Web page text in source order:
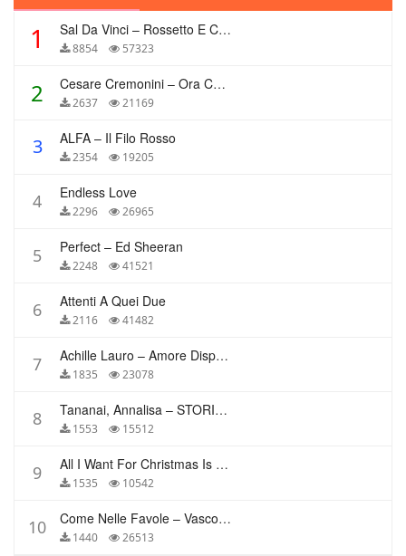
1 Sal Da Vinci – Rossetto E Caffè
8854 57323
2 Cesare Cremonini – Ora Che Non Ho Più Te
2637 21169
3 ALFA – Il Filo Rosso
2354 19205
4 Endless Love
2296 26965
5 Perfect – Ed Sheeran
2248 41521
6 Attenti A Quei Due
2116 41482
7 Achille Lauro – Amore Disperato
1835 23078
8 Tananai, Annalisa – STORIE BREVI
1553 15512
9 All I Want For Christmas Is You – Mariah Carey
1535 10542
10 Come Nelle Favole – Vasco Rossi
1440 26513